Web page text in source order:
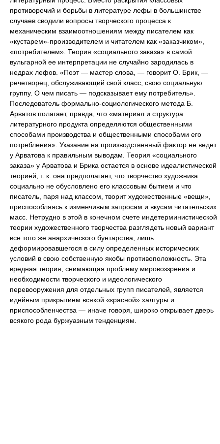
противоречий и борьбы в литературе лефы в большинстве
случаев сводили вопросы творческого процесса к
механическим взаимоотношениям между писателем как
«кустарем»-производителем и читателем как «заказчиком»,
«потребителем». Теория «социального заказа» в самой
вульгарной ее интерпретации не случайно зародилась в
недрах лефов. «Поэт — мастер слова, — говорит О. Брик, —
речетворец, обслуживающий свой класс, свою социальную
группу. О чем писать — подсказывает ему потребитель».
Последователь формально-социологического метода Б.
Арватов полагает, правда, что «материал и структура
литературного продукта определяются общественными
способами производства и общественными способами его
потребления». Указание на производственный фактор не ведет
у Арватова к правильным выводам. Теория «социального
заказа» у Арватова и Брика остается в основе идеалистической
теорией, т. к. она предполагает, что творчество художника
социально не обусловлено его классовым бытием и что
писатель, паря над классом, творит художественные «вещи»,
приспособляясь к изменчивым запросам и вкусам читательских
масс. Нетрудно в этой в конечном счете индетерминистической
теории художественного творчества разглядеть новый вариант
все того же анархического бунтарства, лишь
деформировавшегося в силу определенных исторических
условий в свою собственную якобы противоположность. Эта
вредная теория, снимающая проблему мировоззрения и
необходимости творческого и идеологического
перевооружения для отдельных групп писателей, является
идейным прикрытием всякой «красной» халтуры и
приспособленчества — иначе говоря, широко открывает дверь
всякого рода буржуазным тенденциям.